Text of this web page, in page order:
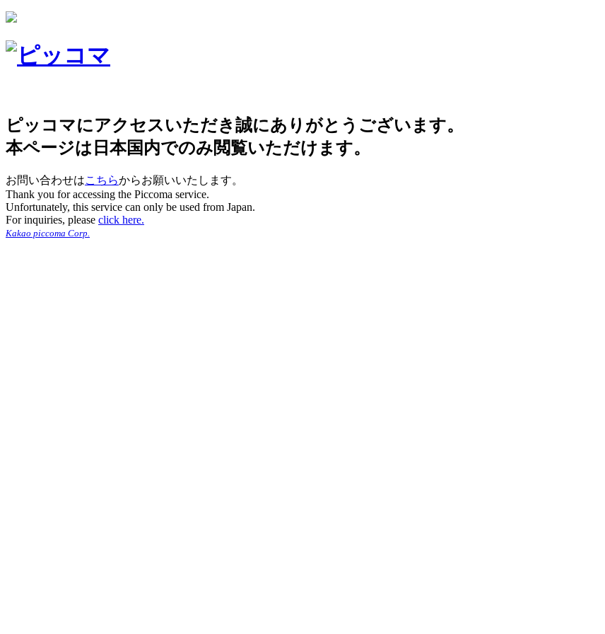
ピッコマにアクセスいただき誠にありがとうございます。
本ページは日本国内でのみ閲覧いただけます。
お問い合わせはこちらからお願いいたします。
Thank you for accessing the Piccoma service.
Unfortunately, this service can only be used from Japan.
For inquiries, please click here.
Kakao piccoma Corp.